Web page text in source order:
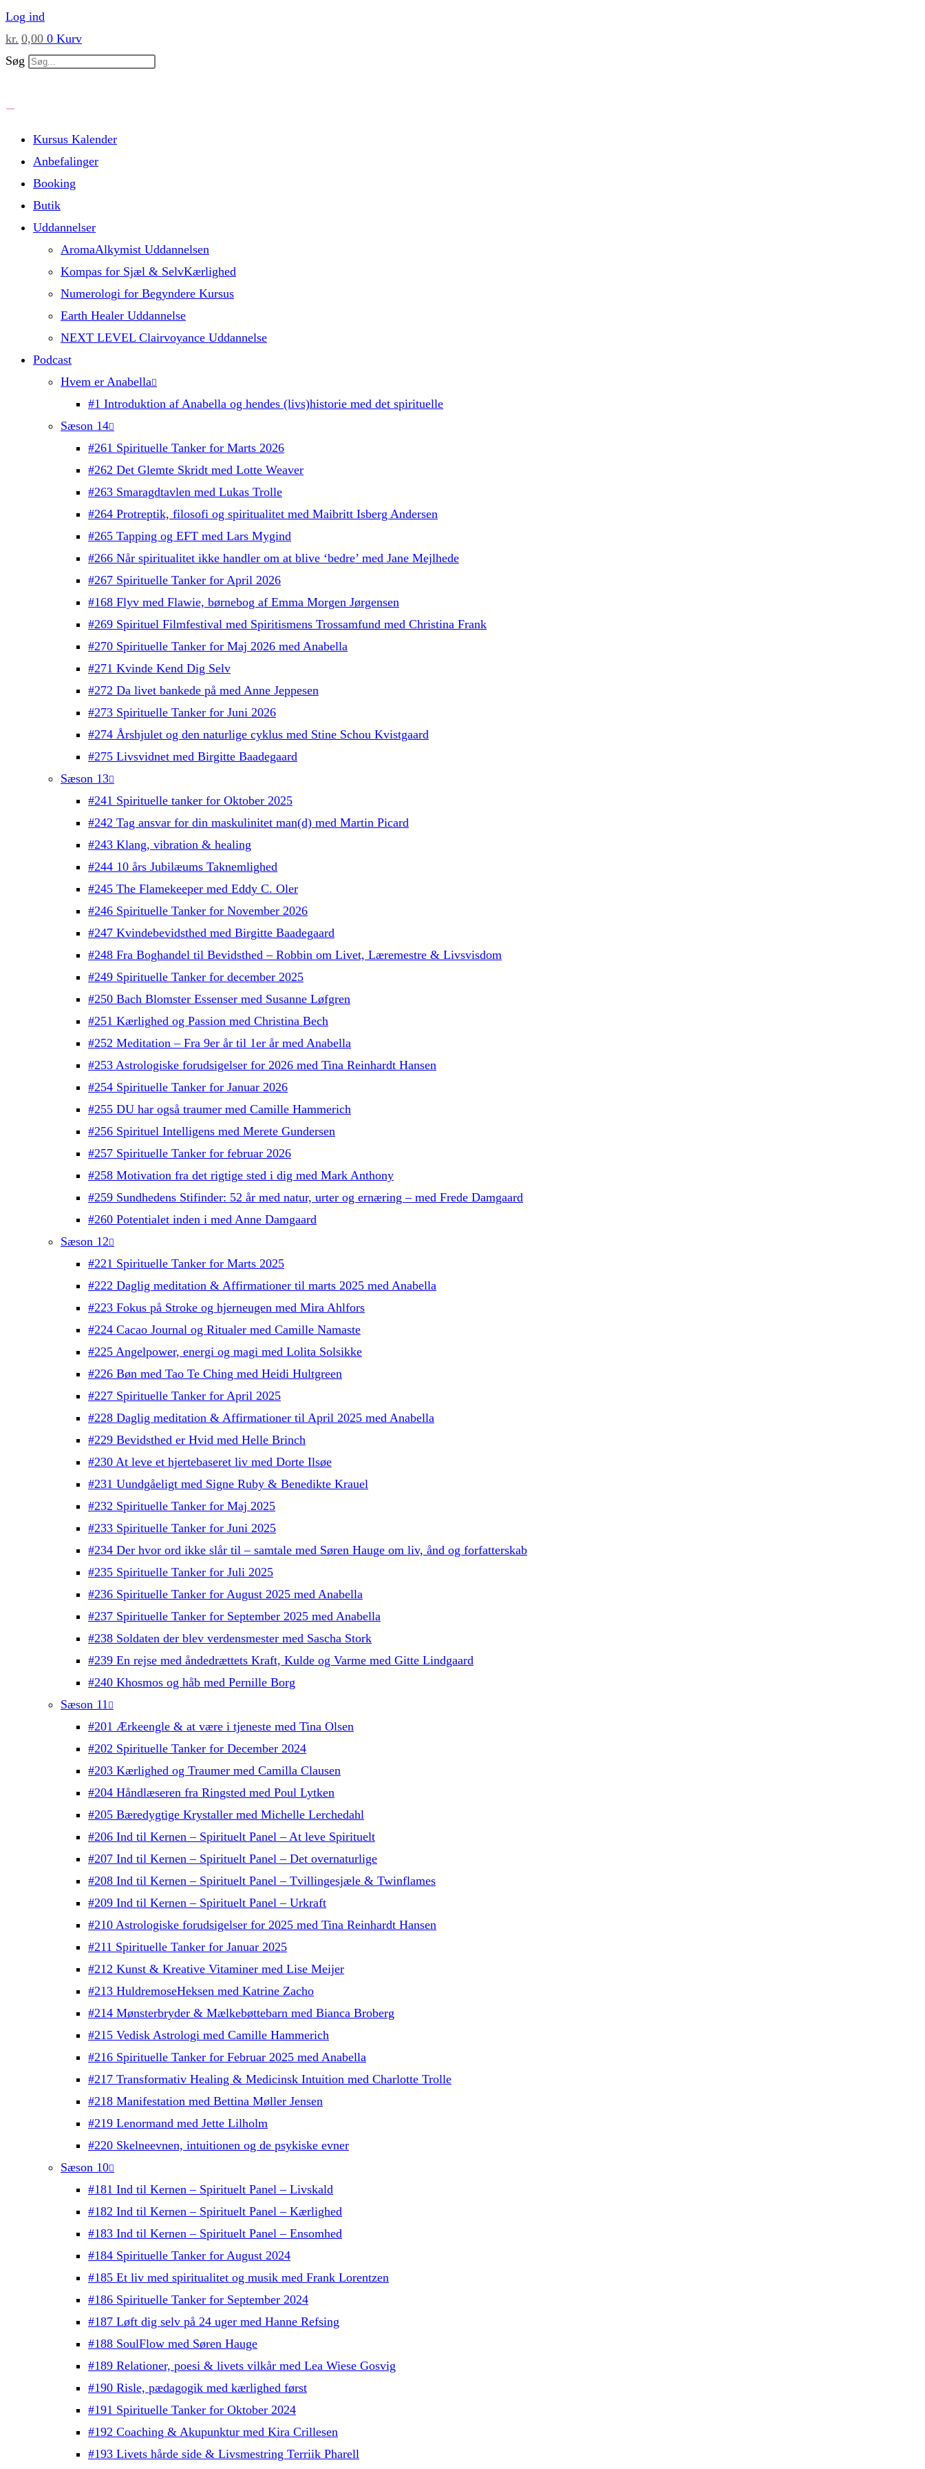
Skip
to
content
Log ind
kr. 0,00 0 Kurv
Søg
Kursus Kalender
Anbefalinger
Booking
Butik
Uddannelser
AromaAlkymist Uddannelsen
Kompas for Sjæl & SelvKærlighed
Numerologi for Begyndere Kursus
Earth Healer Uddannelse
NEXT LEVEL Clairvoyance Uddannelse
Podcast
Hvem er Anabella
#1 Introduktion af Anabella og hendes (livs)historie med det spirituelle
Sæson 14
#261 Spirituelle Tanker for Marts 2026
#262 Det Glemte Skridt med Lotte Weaver
#263 Smaragdtavlen med Lukas Trolle
#264 Protreptik, filosofi og spiritualitet med Maibritt Isberg Andersen
#265 Tapping og EFT med Lars Mygind
#266 Når spiritualitet ikke handler om at blive ‘bedre’ med Jane Mejlhede
#267 Spirituelle Tanker for April 2026
#168 Flyv med Flawie, børnebog af Emma Morgen Jørgensen
#269 Spirituel Filmfestival med Spiritismens Trossamfund med Christina Frank
#270 Spirituelle Tanker for Maj 2026 med Anabella
#271 Kvinde Kend Dig Selv
#272 Da livet bankede på med Anne Jeppesen
#273 Spirituelle Tanker for Juni 2026
#274 Årshjulet og den naturlige cyklus med Stine Schou Kvistgaard
#275 Livsvidnet med Birgitte Baadegaard
Sæson 13
#241 Spirituelle tanker for Oktober 2025
#242 Tag ansvar for din maskulinitet man(d) med Martin Picard
#243 Klang, vibration & healing
#244 10 års Jubilæums Taknemlighed
#245 The Flamekeeper med Eddy C. Oler
#246 Spirituelle Tanker for November 2026
#247 Kvindebevidsthed med Birgitte Baadegaard
#248 Fra Boghandel til Bevidsthed – Robbin om Livet, Læremestre & Livsvisdom
#249 Spirituelle Tanker for december 2025
#250 Bach Blomster Essenser med Susanne Løfgren
#251 Kærlighed og Passion med Christina Bech
#252 Meditation – Fra 9er år til 1er år med Anabella
#253 Astrologiske forudsigelser for 2026 med Tina Reinhardt Hansen
#254 Spirituelle Tanker for Januar 2026
#255 DU har også traumer med Camille Hammerich
#256 Spirituel Intelligens med Merete Gundersen
#257 Spirituelle Tanker for februar 2026
#258 Motivation fra det rigtige sted i dig med Mark Anthony
#259 Sundhedens Stifinder: 52 år med natur, urter og ernæring – med Frede Damgaard
#260 Potentialet inden i med Anne Damgaard
Sæson 12
#221 Spirituelle Tanker for Marts 2025
#222 Daglig meditation & Affirmationer til marts 2025 med Anabella
#223 Fokus på Stroke og hjerneugen med Mira Ahlfors
#224 Cacao Journal og Ritualer med Camille Namaste
#225 Angelpower, energi og magi med Lolita Solsikke
#226 Bøn med Tao Te Ching med Heidi Hultgreen
#227 Spirituelle Tanker for April 2025
#228 Daglig meditation & Affirmationer til April 2025 med Anabella
#229 Bevidsthed er Hvid med Helle Brinch
#230 At leve et hjertebaseret liv med Dorte Ilsøe
#231 Uundgåeligt med Signe Ruby & Benedikte Krauel
#232 Spirituelle Tanker for Maj 2025
#233 Spirituelle Tanker for Juni 2025
#234 Der hvor ord ikke slår til – samtale med Søren Hauge om liv, ånd og forfatterskab
#235 Spirituelle Tanker for Juli 2025
#236 Spirituelle Tanker for August 2025 med Anabella
#237 Spirituelle Tanker for September 2025 med Anabella
#238 Soldaten der blev verdensmester med Sascha Stork
#239 En rejse med åndedrættets Kraft, Kulde og Varme med Gitte Lindgaard
#240 Khosmos og håb med Pernille Borg
Sæson 11
#201 Ærkeengle & at være i tjeneste med Tina Olsen
#202 Spirituelle Tanker for December 2024
#203 Kærlighed og Traumer med Camilla Clausen
#204 Håndlæseren fra Ringsted med Poul Lytken
#205 Bæredygtige Krystaller med Michelle Lerchedahl
#206 Ind til Kernen – Spirituelt Panel – At leve Spirituelt
#207 Ind til Kernen – Spirituelt Panel – Det overnaturlige
#208 Ind til Kernen – Spirituelt Panel – Tvillingesjæle & Twinflames
#209 Ind til Kernen – Spirituelt Panel – Urkraft
#210 Astrologiske forudsigelser for 2025 med Tina Reinhardt Hansen
#211 Spirituelle Tanker for Januar 2025
#212 Kunst & Kreative Vitaminer med Lise Meijer
#213 HuldremoseHeksen med Katrine Zacho
#214 Mønsterbryder & Mælkebøttebarn med Bianca Broberg
#215 Vedisk Astrologi med Camille Hammerich
#216 Spirituelle Tanker for Februar 2025 med Anabella
#217 Transformativ Healing & Medicinsk Intuition med Charlotte Trolle
#218 Manifestation med Bettina Møller Jensen
#219 Lenormand med Jette Lilholm
#220 Skelneevnen, intuitionen og de psykiske evner
Sæson 10
#181 Ind til Kernen – Spirituelt Panel – Livskald
#182 Ind til Kernen – Spirituelt Panel – Kærlighed
#183 Ind til Kernen – Spirituelt Panel – Ensomhed
#184 Spirituelle Tanker for August 2024
#185 Et liv med spiritualitet og musik med Frank Lorentzen
#186 Spirituelle Tanker for September 2024
#187 Løft dig selv på 24 uger med Hanne Refsing
#188 SoulFlow med Søren Hauge
#189 Relationer, poesi & livets vilkår med Lea Wiese Gosvig
#190 Risle, pædagogik med kærlighed først
#191 Spirituelle Tanker for Oktober 2024
#192 Coaching & Akupunktur med Kira Crillesen
#193 Livets hårde side & Livsmestring Terriik Pharell